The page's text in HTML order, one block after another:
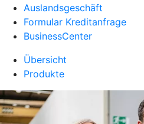
Auslandsgeschäft
Formular Kreditanfrage
BusinessCenter
Übersicht
Produkte